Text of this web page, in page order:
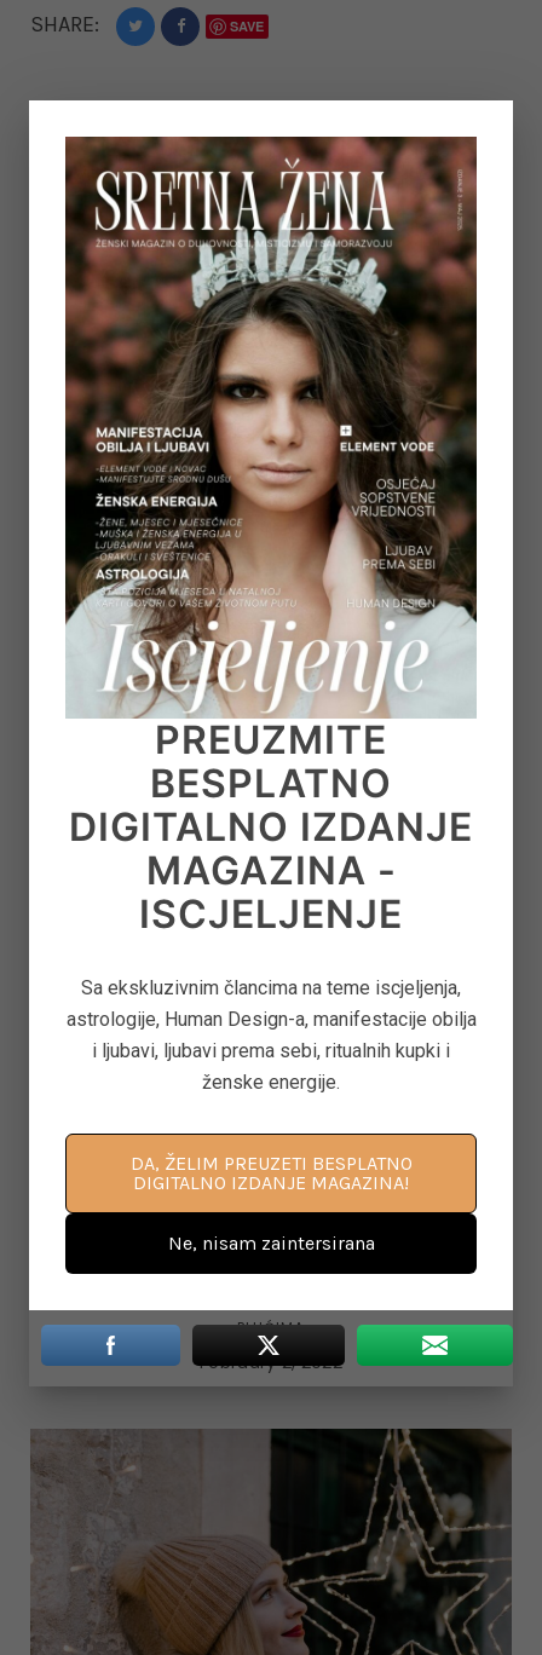
SHARE: SAVE
Previous post:
KAKO ŽIVJETI POZITIVNIJI I SRETNIJI ŽIVOT
Next post:
KAKO RAZLIKOVATI ZALJUBLJENOST OD PRAVE LJUBAVI»
DRUGIMA SE SVIDJELO I...
KAKO IZAĆI IZ ULOGE ŽRTVE I PROMIJENITI SVOJ ŽIVOT
November 9, 2021
PLUĆIMA
February 2, 2022
PREUZMITE
BESPLATNO
DIGITALNO IZDANJE
MAGAZINA -
ISCJELJENJE
Sa ekskluzivnim člancima na teme iscjeljenja,
astrologije, Human Design-a, manifestacije obilja
i ljubavi, ljubavi prema sebi, ritualnih kupki i
ženske energije.
DA, ŽELIM PREUZETI BESPLATNO
DIGITALNO IZDANJE MAGAZINA!
Ne, nisam zaintersirana